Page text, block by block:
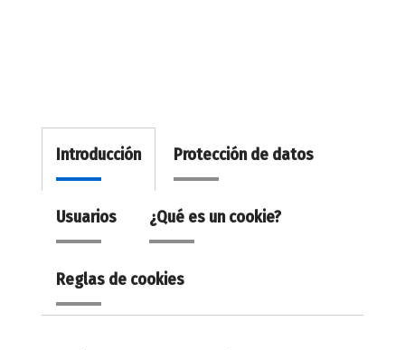
Introducción Protección de datos
Usuarios ¿Qué es un cookie?
Reglas de cookies